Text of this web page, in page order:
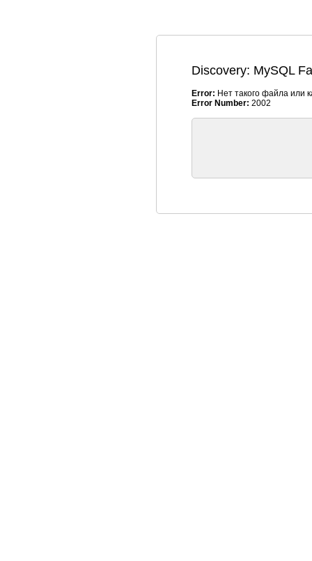
Discovery: MySQL
Error: Нет такого файла или
Error Number: 2002